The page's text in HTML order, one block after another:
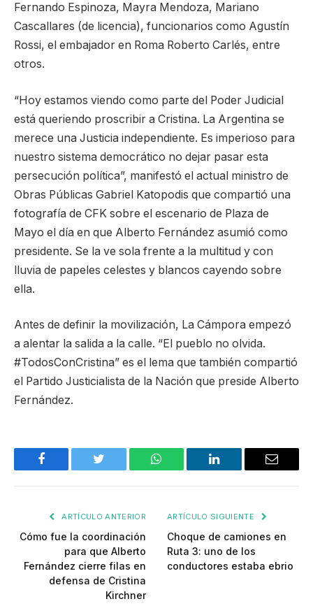
Fernando Espinoza, Mayra Mendoza, Mariano
Cascallares (de licencia), funcionarios como Agustín
Rossi, el embajador en Roma Roberto Carlés, entre
otros.
“Hoy estamos viendo como parte del Poder Judicial
está queriendo proscribir a Cristina. La Argentina se
merece una Justicia independiente. Es imperioso para
nuestro sistema democrático no dejar pasar esta
persecución política”, manifestó el actual ministro de
Obras Públicas Gabriel Katopodis que compartió una
fotografía de CFK sobre el escenario de Plaza de
Mayo el día en que Alberto Fernández asumió como
presidente. Se la ve sola frente a la multitud y con
lluvia de papeles celestes y blancos cayendo sobre
ella.
Antes de definir la movilización, La Cámpora empezó
a alentar la salida a la calle. “El pueblo no olvida.
#TodosConCristina” es el lema que también compartió
el Partido Justicialista de la Nación que preside Alberto
Fernández.
Facebook Twitter WhatsApp LinkedIn Email
ARTÍCULO ANTERIOR
Cómo fue la coordinación
para que Alberto
Fernández cierre filas en
defensa de Cristina
Kirchner
ARTÍCULO SIGUIENTE
Choque de camiones en
Ruta 3: uno de los
conductores estaba ebrio